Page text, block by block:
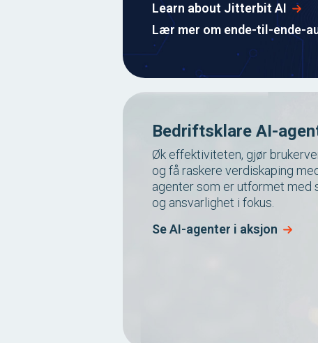
Learn about Jitterbit AI
Lær mer om ende-til-ende-
Bedriftsklare AI-
Øk effektiviteten, gjør
og få raskere verdiskaping
agenter som er utformet med
og ansvarlighet i fokus.
Se AI-agenter i aksjon